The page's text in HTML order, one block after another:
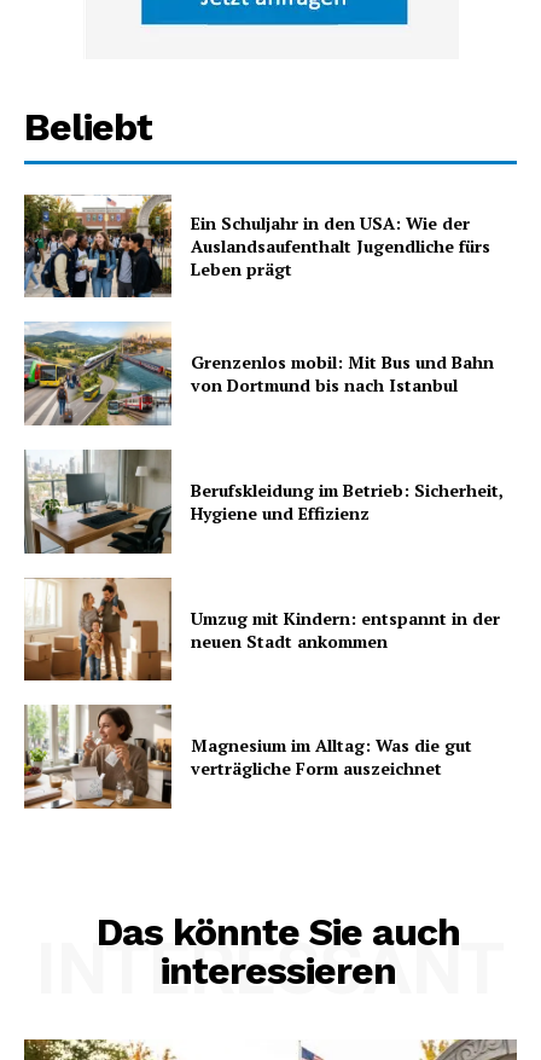
Beliebt
Ein Schuljahr in den USA: Wie der
Auslandsaufenthalt Jugendliche fürs
Leben prägt
Grenzenlos mobil: Mit Bus und Bahn
von Dortmund bis nach Istanbul
Berufskleidung im Betrieb: Sicherheit,
Hygiene und Effizienz
Umzug mit Kindern: entspannt in der
neuen Stadt ankommen
Magnesium im Alltag: Was die gut
verträgliche Form auszeichnet
Das könnte Sie auch
interessieren
INTERESSANT